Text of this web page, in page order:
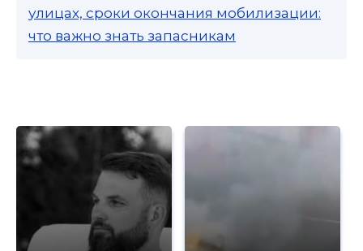
улицах, сроки окончания мобилизации:
что важно знать запасникам